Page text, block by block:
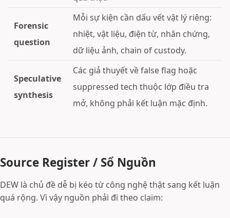
Forensic
question
Mỗi sự kiện cần dấu vết vật lý riêng:
nhiệt, vật liệu, điện từ, nhân chứng,
dữ liệu ảnh, chain of custody.
Speculative
synthesis
Các giả thuyết về false flag hoặc
suppressed tech thuộc lớp điều tra
mở, không phải kết luận mặc định.
Source Register / Sổ Nguồn
DEW là chủ đề dễ bị kéo từ công nghệ thật sang kết luận
quá rộng. Vì vậy nguồn phải đi theo claim: